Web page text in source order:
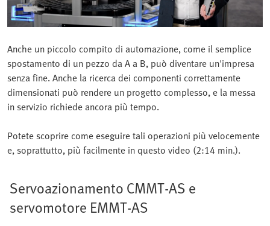
Anche un piccolo compito di automazione, come il semplice
spostamento di un pezzo da A a B, può diventare un'impresa
senza fine. Anche la ricerca dei componenti correttamente
dimensionati può rendere un progetto complesso, e la messa
in servizio richiede ancora più tempo.
Potete scoprire come eseguire tali operazioni più velocemente
e, soprattutto, più facilmente in questo video (2:14 min.).
Servoazionamento CMMT-AS e
servomotore EMMT-AS